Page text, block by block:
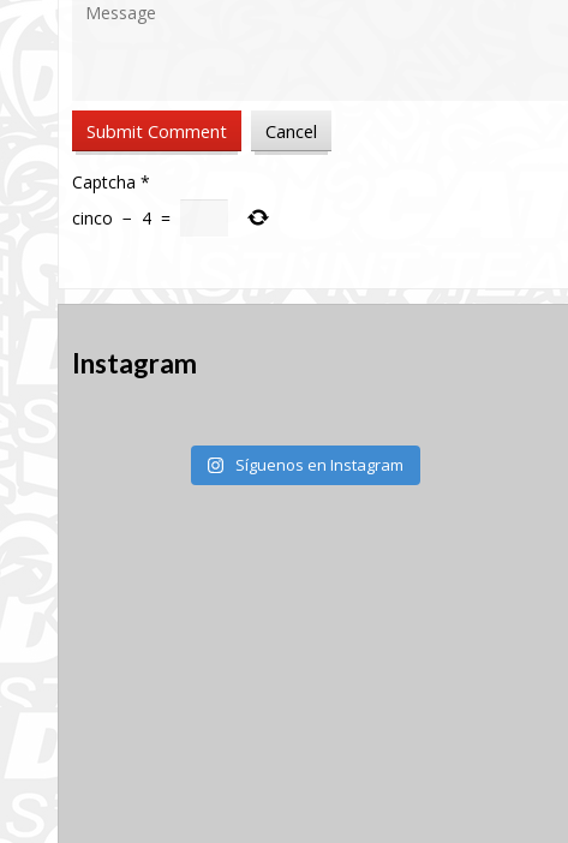
Captcha *
cinco − 4 =
Instagram
Síguenos en Instagram